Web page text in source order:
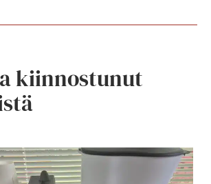
kiinnostunut